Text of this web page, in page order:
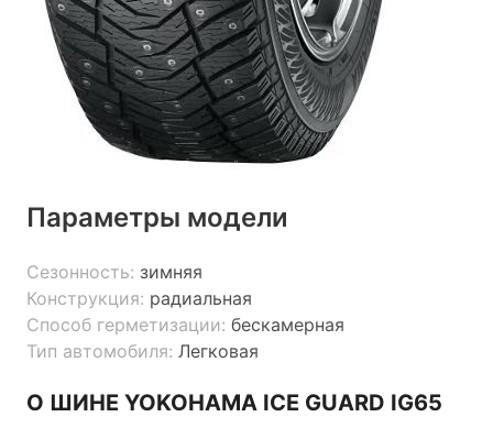
Параметры модели
Сезонность: зимняя
Конструкция: радиальная
Способ герметизации: бескамерная
Тип автомобиля: Легковая
О ШИНЕ YOKOHAMA ICE GUARD IG65